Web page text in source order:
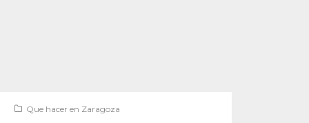
Que hacer en Zaragoza